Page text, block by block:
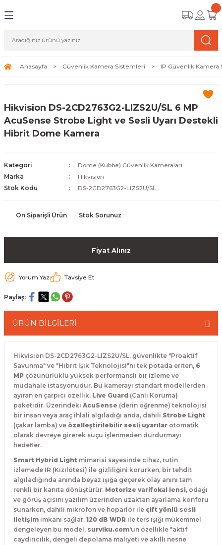
Sistemleri
Sistemleri (Network Kameraları)
ve Depolama Çözümleri
ve Bağlantı Kabloları
Kamera Lisansları
Güvenlik
Duvarı) Cihazları
Ağ Yönlendiricileri
Fi) ve Access Point Ürünleri
Antivirüs Yazılımları
ve Depolama Ürünleri
SSD
Kurtarma
Merkezi Altyapısı
Anasayfa Güvenlik Kamera Sistemleri IP Güvenlik Kamera
Hikvision DS-2CD2763G2-LIZS2U/SL 6 MP
AcuSense Strobe Light ve Sesli Uyarı Destekli
Hibrit Dome Kamera
Kategori
Dome (Kubbe) Güvenlik Kameraları
Marka
Hikvision
Stok Kodu
DS-2CD2763G2-LIZS2U/SL
Ön Siparişli Ürün Stok Sorunuz
Fiyat Alınız
Yorum Yaz Tavsiye Et
Paylaş:
ÜRÜN BİLGİLERİ
Hikvision DS-2CD2763G2-LIZS2U/SL, güvenlikte "Proaktif
Savunma" ve "Hibrit Işık Teknolojisi"ni tek potada eriten, 6
MP çözünürlüklü yüksek performanslı bir izleme ve
müdahale istasyonudur. Bu kamerayı standart modellerden
ayıran en çarpıcı özellik, Live Guard (Canlı Koruma)
paketidir. Üzerindeki AcuSense (derin öğrenme) teknolojisi
bir insan veya araç ihlali algıladığı anda, dahili Strobe Light
(çakar lamba) ve özelleştirilebilir sesli uyarılar otomatik
olarak devreye girerek suçu işlenmeden durdurmayı
hedefler.
Smart Hybrid Light mimarisi sayesinde cihaz, rutin
izlemede IR (Kızılötesi) ile gizliliğini korurken, bir tehdit
algıladığında anında beyaz ışığa geçerek olay anını tam
renkli bir kanıta dönüştürür. Motorize varifokal lensi, odağı
ve görüş açısını yazılım üzerinden uzaktan ayarlama konforu
sunarken, dahili mikrofon ve hoparlör ile çift yönlü sesli
iletişim imkanı sağlar. 120 dB WDR ile ters ışığı mükemmel
dengeleyen bu model, surviku.com'un özellikle "aktif
caydırıcılık, dengeli depolama maliyeti ve akıllı nesne